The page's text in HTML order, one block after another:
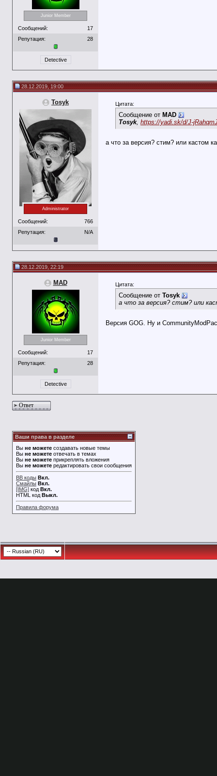
Junior Member
Сообщений:
17
Репутация:
28
Detective
28.12.2019, 19:00
Tosyk
Administrator
Сообщений:
766
Репутация:
N/A
Цитата:
Сообщение от MAD
Tosyk, https://yadi.sk/d/J-
а что за версия? стим? или кастом
28.12.2019, 22:19
MAD
Junior Member
Сообщений:
17
Репутация:
28
Detective
Цитата:
Сообщение от Tosyk
а что за версия? стим? или
Версия GOG. Ну и
Ответ
Ваши права в разделе
Вы не можете создавать новые темы
Вы не можете отвечать в темах
Вы не можете прикреплять вложения
Вы не можете редактировать свои сообщения
BB коды Вкл.
Смайлы Вкл.
[IMG] код Вкл.
HTML код Выкл.
Правила форума